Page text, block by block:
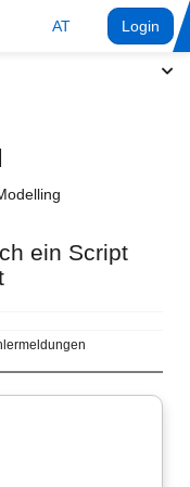
AT Login
ein Script